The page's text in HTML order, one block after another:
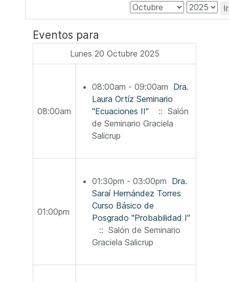
Eventos para
Lunes 20 Octubre 2025
08:00am
08:00am - 09:00am Dra.
Laura Ortíz Seminario
"Ecuaciones II"
:: Salón
de Seminario Graciela
Salicrup
01:00pm
01:30pm - 03:00pm Dra.
Saraí Hernández Torres
Curso Básico de
Posgrado "Probabilidad I"
:: Salón de Seminario
Graciela Salicrup